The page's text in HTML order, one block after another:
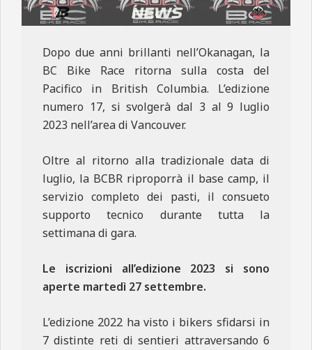
Dopo due anni brillanti nell’Okanagan, la
BC Bike Race ritorna sulla costa del
Pacifico in British Columbia. L’edizione
numero 17, si svolgerà dal 3 al 9 luglio
2023 nell’area di Vancouver.
Oltre al ritorno alla tradizionale data di
luglio, la BCBR riproporrà il base camp, il
servizio completo dei pasti, il consueto
supporto tecnico durante tutta la
settimana di gara.
Le iscrizioni all’edizione 2023
si sono
aperte martedì 27 settembre.
L’edizione 2022 ha visto i bikers sfidarsi in
7 distinte reti di sentieri attraversando 6